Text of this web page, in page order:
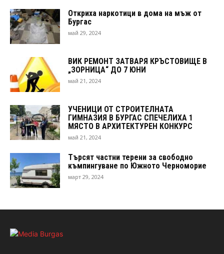
Откриха наркотици в дома на мъж от
Бургас
май 29, 2024
ВИК РЕМОНТ ЗАТВАРЯ КРЪСТОВИЩЕ В
„ЗОРНИЦА“ ДО 7 ЮНИ
май 21, 2024
УЧЕНИЦИ ОТ СТРОИТЕЛНАТА
ГИМНАЗИЯ В БУРГАС СПЕЧЕЛИХА 1
МЯСТО В АРХИТЕКТУРЕН КОНКУРС
май 21, 2024
Търсят частни терени за свободно
къмпингуване по Южното Черноморие
март 29, 2024